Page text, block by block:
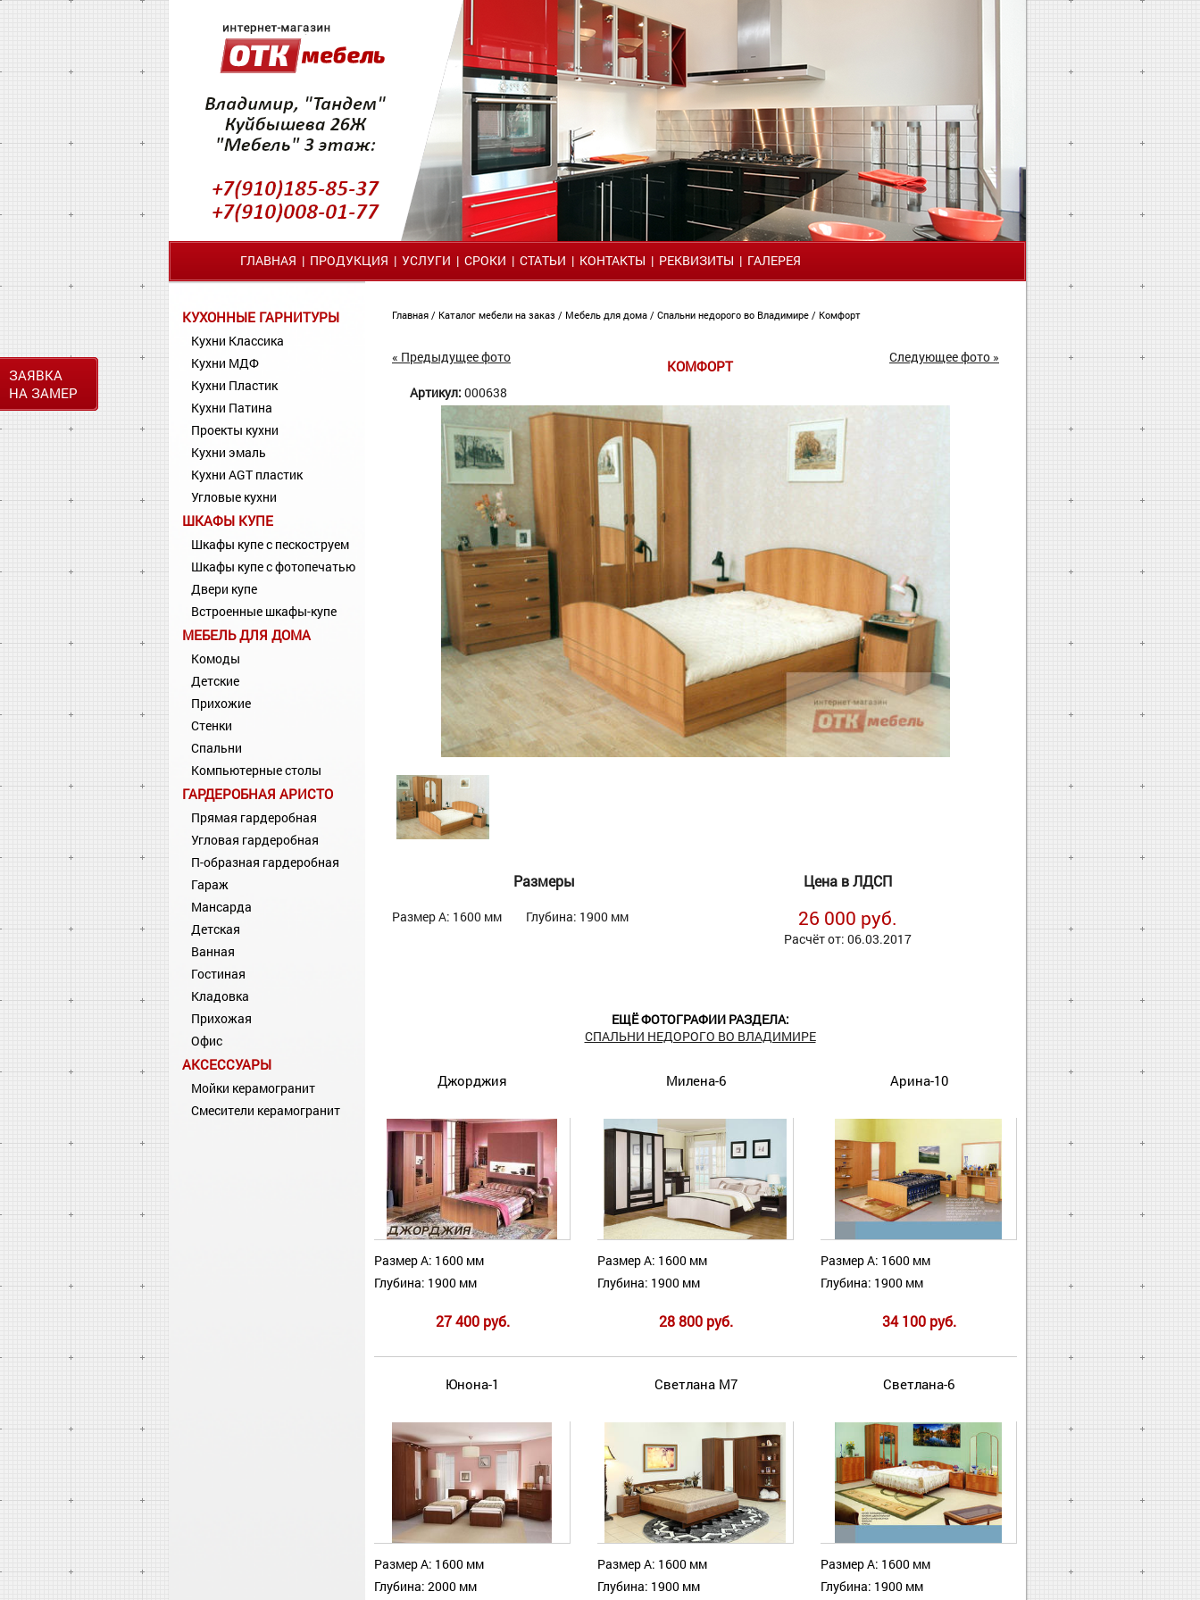
ЗАЯВКА
НА ЗАМЕР
ГЛАВНАЯ | ПРОДУКЦИЯ | УСЛУГИ | СРОКИ | СТАТЬИ | КОНТАКТЫ | РЕКВИЗИТЫ | ГАЛЕРЕЯ
КУХОННЫЕ ГАРНИТУРЫ
Кухни Классика
Кухни МДФ
Кухни Пластик
Кухни Патина
Проекты кухни
Кухни эмаль
Кухни AGT пластик
Угловые кухни
ШКАФЫ КУПЕ
Шкафы купе с пескоструем
Шкафы купе с фотопечатью
Двери купе
Встроенные шкафы-купе
МЕБЕЛЬ ДЛЯ ДОМА
Комоды
Детские
Прихожие
Стенки
Спальни
Компьютерные столы
ГАРДЕРОБНАЯ АРИСТО
Прямая гардеробная
Угловая гардеробная
П-образная гардеробная
Гараж
Мансарда
Детская
Ванная
Гостиная
Кладовка
Прихожая
Офис
АКСЕССУАРЫ
Мойки керамогранит
Смесители керамогранит
Главная / Каталог мебели на заказ / Мебель для дома / Спальни недорого во Владимире / Комфорт
« Предыдущее фото Следующее фото »
КОМФОРТ
Артикул: 000638
Размеры
Размер А: 1600 мм Глубина: 1900 мм
Цена в ЛДСП
26 000 руб.
Расчёт от: 06.03.2017
ЕЩЁ ФОТОГРАФИИ РАЗДЕЛА:
СПАЛЬНИ НЕДОРОГО ВО ВЛАДИМИРЕ
Джорджия
Размер А: 1600 мм
Глубина: 1900 мм
27 400 руб.
Милена-6
Размер А: 1600 мм
Глубина: 1900 мм
28 800 руб.
Арина-10
Размер А: 1600 мм
Глубина: 1900 мм
34 100 руб.
Юнона-1
Размер А: 1600 мм
Глубина: 2000 мм
Светлана М7
Размер А: 1600 мм
Глубина: 1900 мм
Светлана-6
Размер А: 1600 мм
Глубина: 1900 мм